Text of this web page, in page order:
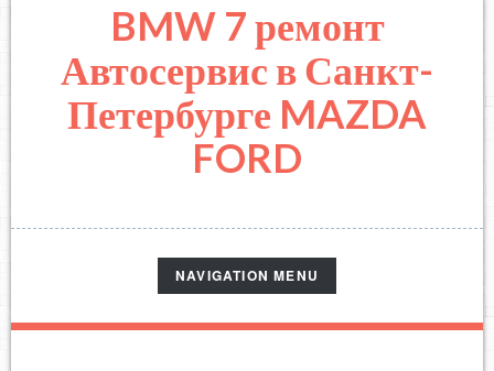
BMW 7 ремонт
Автосервис в Санкт-
Петербурге MAZDA
FORD
TOGGLE
NAVIGATION
NAVIGATION MENU